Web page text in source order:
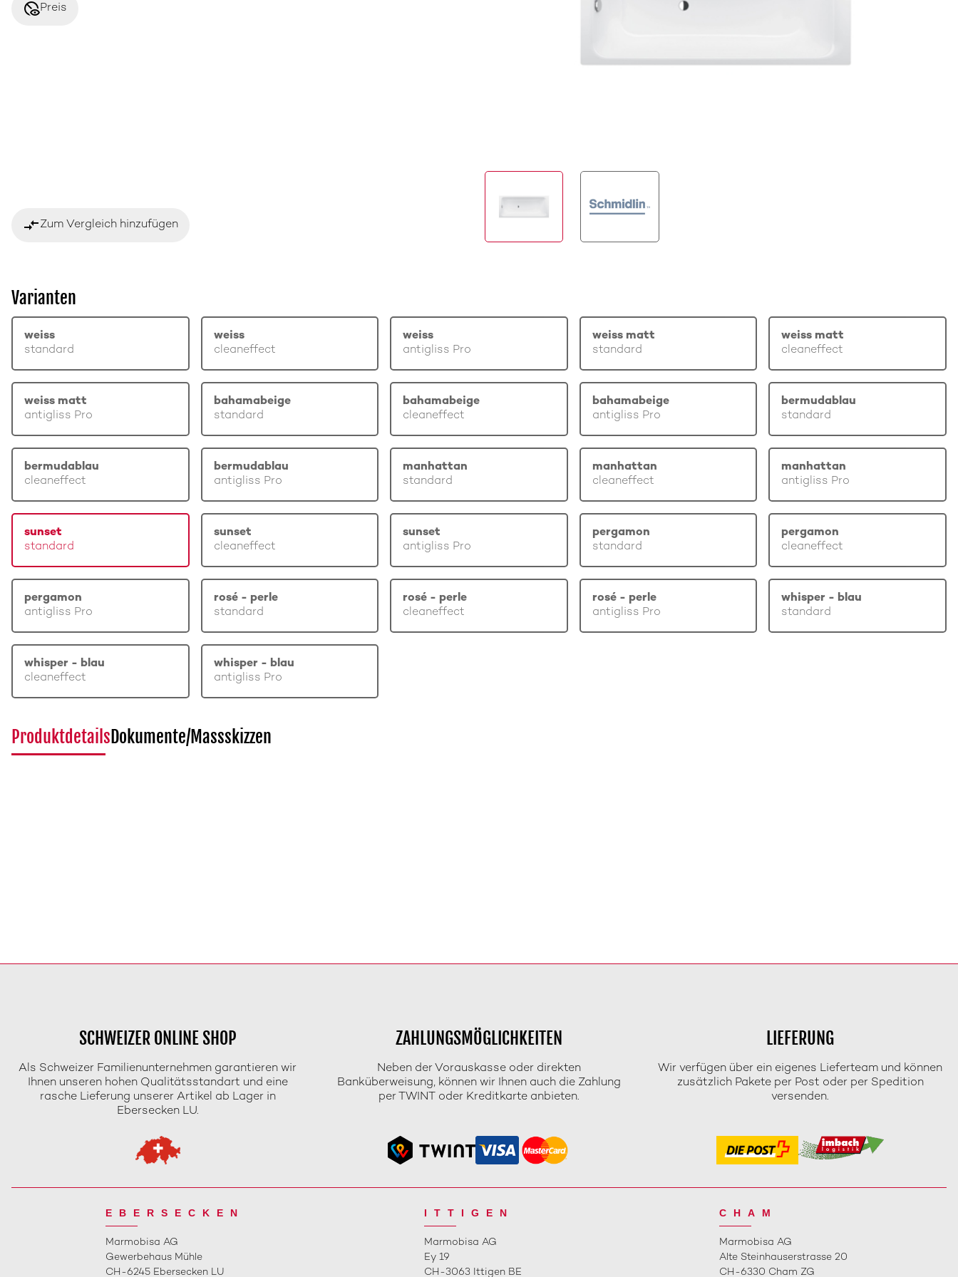
disabled_visiblePreis
compare_arrowsZum Vergleich hinzufügen
Varianten
weiss
standard
weiss
cleaneffect
weiss
antigliss Pro
weiss matt
standard
weiss matt
cleaneffect
weiss matt
antigliss Pro
bahamabeige
standard
bahamabeige
cleaneffect
bahamabeige
antigliss Pro
bermudablau
standard
bermudablau
cleaneffect
bermudablau
antigliss Pro
manhattan
standard
manhattan
cleaneffect
manhattan
antigliss Pro
sunset
standard
sunset
cleaneffect
sunset
antigliss Pro
pergamon
standard
pergamon
cleaneffect
pergamon
antigliss Pro
rosé - perle
standard
rosé - perle
cleaneffect
rosé - perle
antigliss Pro
whisper - blau
standard
whisper - blau
cleaneffect
whisper - blau
antigliss Pro
ProduktdetailsDokumente/Massskizzen
SCHWEIZER ONLINE SHOP
Als Schweizer Familienunternehmen garantieren wir
Ihnen unseren hohen Qualitätsstandart und eine
rasche Lieferung unserer Artikel ab Lager in
Ebersecken LU.
ZAHLUNGSMÖGLICHKEITEN
Neben der Vorauskasse oder direkten
Banküberweisung, können wir Ihnen auch die Zahlung
per TWINT oder Kreditkarte anbieten.
LIEFERUNG
Wir verfügen über ein eigenes Lieferteam und können
zusätzlich Pakete per Post oder per Spedition
versenden.
EBERSECKEN
Marmobisa AG
Gewerbehaus Mühle
CH-6245 Ebersecken LU
ITTIGEN
Marmobisa AG
Ey 19
CH-3063 Ittigen BE
CHAM
Marmobisa AG
Alte Steinhauserstrasse 20
CH-6330 Cham ZG